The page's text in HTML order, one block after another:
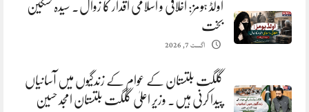
اولڈ ہومز: اخلاقی و اسلامی اقدار کا زوال. سیدہ تسکین
بخت
اگست 7, 2026
گلگت بلتستان کے عوام کے زندگیوں میں آسانیاں
پیدا کرنی ہیں. وزیر اعلیٰ گلگت بلتستان امجد حسین